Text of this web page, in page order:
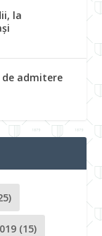
la
admitere
(15)